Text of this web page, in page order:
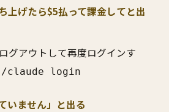
げたら$5払って課金してと出
グアウトして再度ログインす
/claude login
いません」と出る